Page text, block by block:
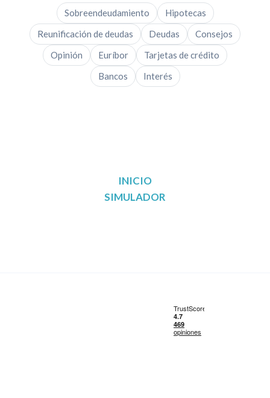
Sobreendeudamiento
Hipotecas
Reunificación de deudas
Deudas
Consejos
Opinión
Euríbor
Tarjetas de crédito
Bancos
Interés
INICIO
SIMULADOR